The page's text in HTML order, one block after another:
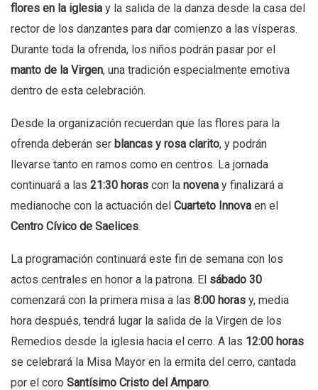
flores en la iglesia y la salida de la danza desde la casa del
rector de los danzantes para dar comienzo a las vísperas.
Durante toda la ofrenda, los niños podrán pasar por el
manto de la Virgen, una tradición especialmente emotiva
dentro de esta celebración.
Desde la organización recuerdan que las flores para la
ofrenda deberán ser blancas y rosa clarito, y podrán
llevarse tanto en ramos como en centros. La jornada
continuará a las 21:30 horas con la novena y finalizará a
medianoche con la actuación del Cuarteto Innova en el
Centro Cívico de Saelices.
La programación continuará este fin de semana con los
actos centrales en honor a la patrona. El sábado 30
comenzará con la primera misa a las 8:00 horas y, media
hora después, tendrá lugar la salida de la Virgen de los
Remedios desde la iglesia hacia el cerro. A las 12:00 horas
se celebrará la Misa Mayor en la ermita del cerro, cantada
por el coro Santísimo Cristo del Amparo.